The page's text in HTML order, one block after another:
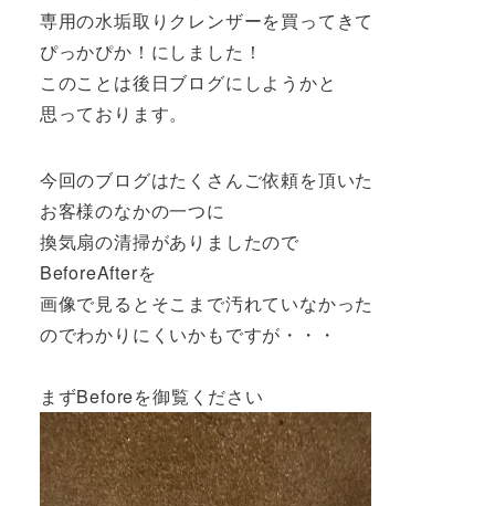
専用の水垢取りクレンザーを買ってきて
ぴっかぴか！にしました！
このことは後日ブログにしようかと
思っております。
今回のブログはたくさんご依頼を頂いた
お客様のなかの一つに
換気扇の清掃がありましたので
BeforeAfterを
画像で見るとそこまで汚れていなかった
のでわかりにくいかもですが・・・
まずBeforeを御覧ください